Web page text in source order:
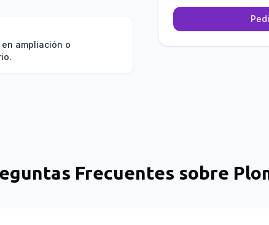
ampliación o
Frecuentes sobre